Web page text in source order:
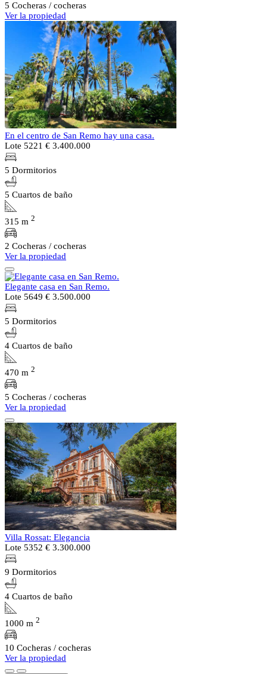
5 Cocheras / cocheras
Ver la propiedad
En el centro de San Remo hay una casa.
Lote 5221 € 3.400.000
5 Dormitorios
5 Cuartos de baño
315 m 2
2 Cocheras / cocheras
Ver la propiedad
Elegante casa en San Remo.
Lote 5649 € 3.500.000
5 Dormitorios
4 Cuartos de baño
470 m 2
5 Cocheras / cocheras
Ver la propiedad
Villa Rossat: Elegancia
Lote 5352 € 3.300.000
9 Dormitorios
4 Cuartos de baño
1000 m 2
10 Cocheras / cocheras
Ver la propiedad